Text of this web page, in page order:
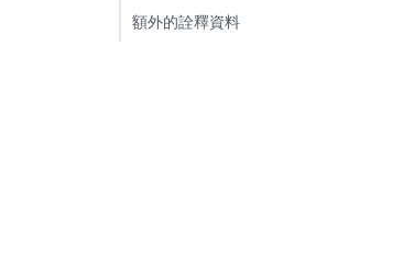
額外的詮釋資料